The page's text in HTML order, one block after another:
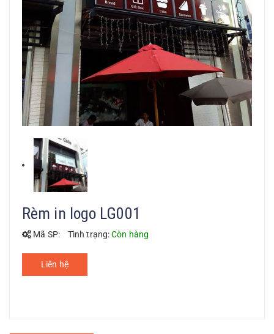
Rèm in logo LG001
Mã SP: Tình trạng:Còn hàng
Liên hệ